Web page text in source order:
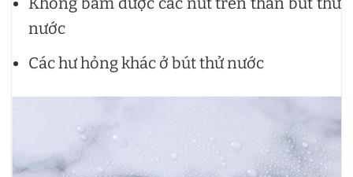
nước
Các hư hỏng khác ở bút thử nước